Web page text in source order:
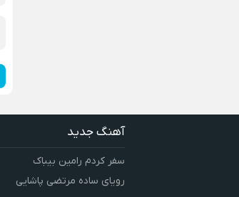
آهنگ جدید
سفر کردم رامین بیباک
رویای ساده مرتضی پاشایی